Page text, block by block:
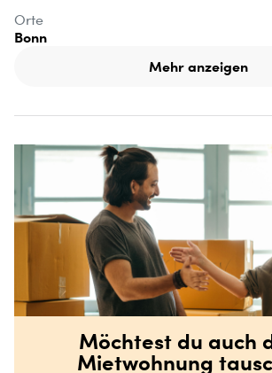
Orte
Bonn
Mehr anzeigen
Möchtest du auch
Mietwohnung